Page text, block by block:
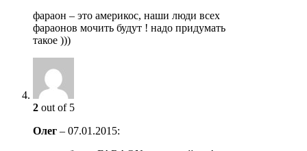
фараон – это америкос, наши люди всех
фараонов мочить будут ! надо придумать
такое )))
2 out of 5
Олег – 07.01.2015: